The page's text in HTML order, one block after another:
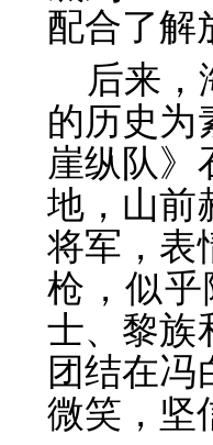
配合了解
后来，
的历史为
崖纵队》
地，山前
将军，表
枪，似
士、黎族
团结在冯
微笑，坚